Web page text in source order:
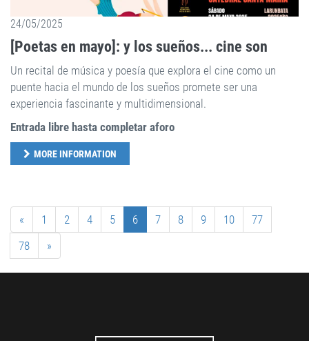
24/05/2025
[Poetas en mayo]: y los sueños... cine son
Un recital de música y poesía que explora el cine como un
puente hacia el mundo de los sueños promete ser una
experiencia fascinante y multidimensional.
Entrada libre hasta completar aforo
MORE INFORMATION
« 1 2 4 5 6 7 8 9 10
77
78
»